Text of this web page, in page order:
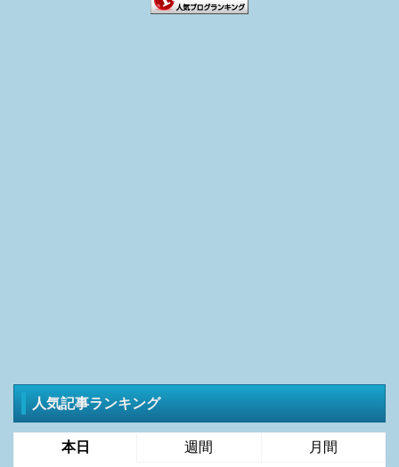
人気記事ランキング
本日 週間 月間